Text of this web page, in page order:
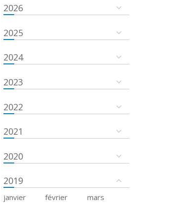
2026
2025
2024
2023
2022
2021
2020
2019
janvier février
mars